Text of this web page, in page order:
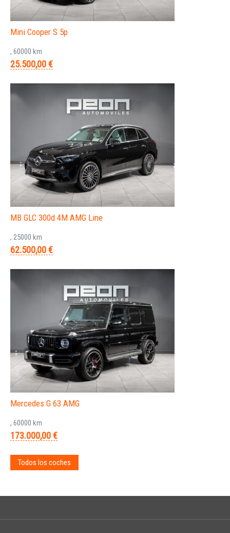
Mini Cooper S 5p
, 60000 km
25.500,00 €
MB GLC 300d 4M AMG Line
, 25000 km
62.500,00 €
Mercedes G 63 AMG
, 60000 km
173.000,00 €
Todos los coches